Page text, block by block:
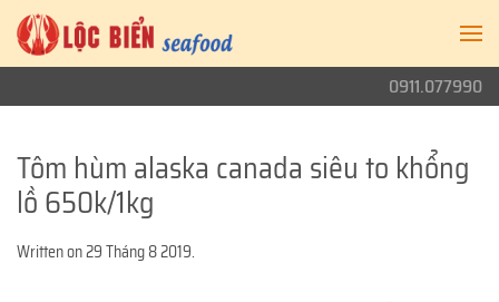
0911.077990
Tôm hùm alaska canada siêu to khổng
lồ 650k/1kg
Written on29 Tháng 8 2019.